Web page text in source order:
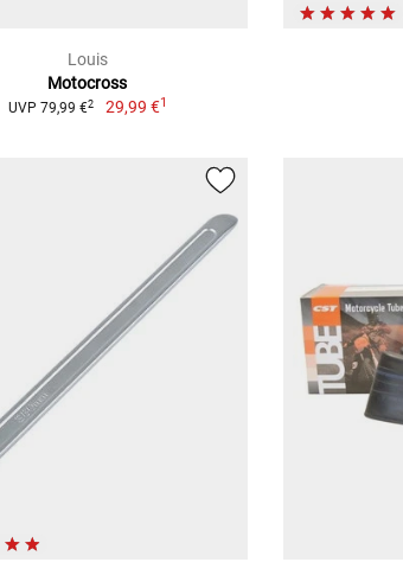
Louis
Motocross
UVP 79,99 €2 29,99 €1